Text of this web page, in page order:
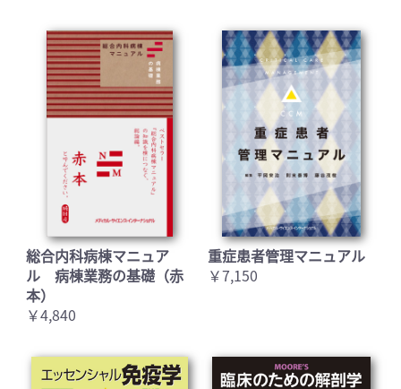
お買い物を続ける カートへ進む
総合内科病棟マニュア
ル 病棟業務の基礎（赤
本）
￥4,840
重症患者管理マニュアル
￥7,150